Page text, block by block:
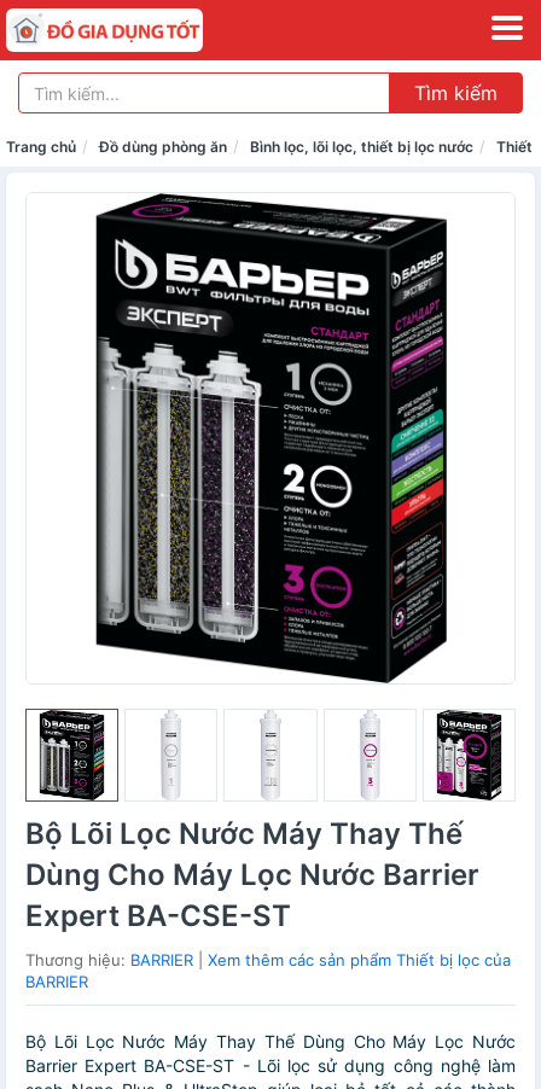
Tìm kiếm
Trang chủ Đồ dùng phòng ăn Bình lọc, lõi lọc, thiết bị lọc nước Thiết
Bộ Lõi Lọc Nước Máy Thay Thế
Dùng Cho Máy Lọc Nước Barrier
Expert BA-CSE-ST
Thương hiệu: BARRIER
Xem thêm các sản phẩm Thiết bị lọc của
BARRIER
Bộ Lõi Lọc Nước Máy Thay Thế Dùng Cho Máy Lọc Nước
Barrier Expert BA-CSE-ST - Lõi lọc sử dụng công nghệ làm